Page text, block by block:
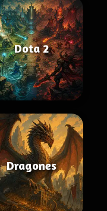
Dota 2
Dragones